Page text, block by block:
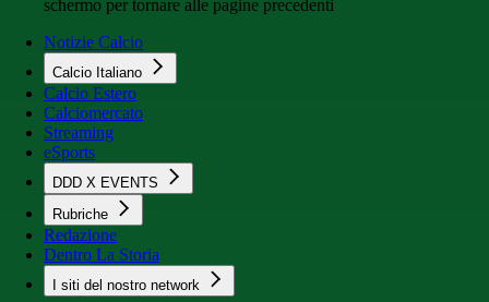
schermo per tornare alle pagine precedenti
Notizie Calcio
Calcio Italiano
Calcio Estero
Calciomercato
Streaming
eSports
DDD X EVENTS
Rubriche
Redazione
Dentro La Storia
I siti del nostro network